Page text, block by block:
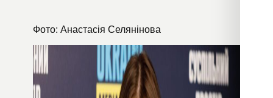
Фото: Анастасія Селянінова